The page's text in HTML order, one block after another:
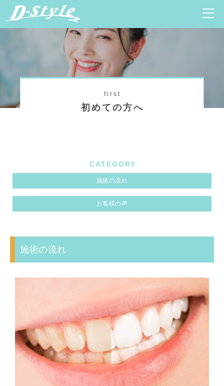
first
初めての方へ
CATEGORY
施術の流れ
お客様の声
施術の流れ